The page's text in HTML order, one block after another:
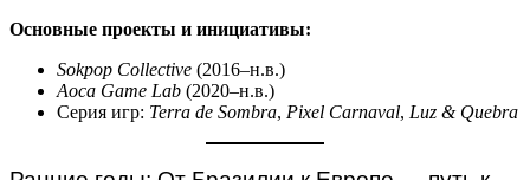
Основные проекты и инициативы:
Sokpop Collective (2016–н.в.)
Aoca Game Lab (2020–н.в.)
Серия игр: Terra de Sombra, Pixel Carnaval, Luz & Quebra